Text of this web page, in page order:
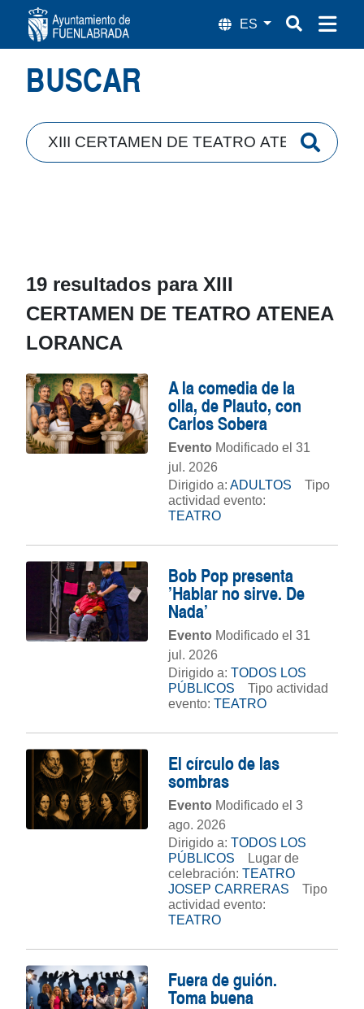
Búsqueda
BUSCAR
19 resultados para XIII
CERTAMEN DE TEATRO ATENEA
LORANCA
A la comedia de la
olla, de Plauto, con
Carlos Sobera
Evento Modificado el 31
jul. 2026
Dirigido a: ADULTOS
Tipo
actividad evento:
TEATRO
Bob Pop presenta
'Hablar no sirve. De
Nada'
Evento Modificado el 31
jul. 2026
Dirigido a: TODOS LOS
PÚBLICOS
Tipo actividad
evento: TEATRO
El círculo de las
sombras
Evento Modificado el 3
ago. 2026
Dirigido a: TODOS LOS
PÚBLICOS
Lugar de
celebración: TEATRO
JOSEP CARRERAS
Tipo
actividad evento:
TEATRO
Fuera de guión.
Toma buena